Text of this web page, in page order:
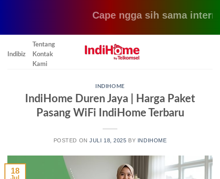
Cape ngga sih sama
Indibiz
Tentang
Kontak
Kami
INDIHOME
IndiHome Duren Jaya | Harga Paket
Pasang WiFi IndiHome Terbaru
POSTED ONJULI 18, 2025 BY INDIHOME
18